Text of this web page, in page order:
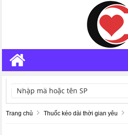
TÌM KIẾM
Trang chủ Thuốc kéo dài thời gian yêu